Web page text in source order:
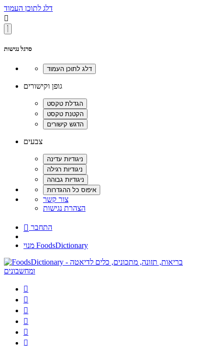
דלג לתוכן העמוד

סרגל נגישות
גופן וקישורים
צבעים
צור קשר
הצהרת נגישות
 התחבר
מנוי FoodsDictionary





